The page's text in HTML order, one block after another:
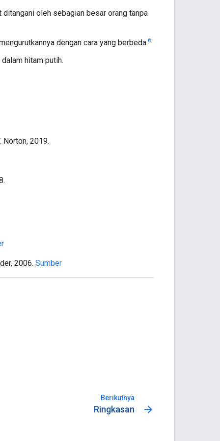
ditangani oleh sebagian besar orang tanpa
dengan cara yang berbeda.6
hitam putih.
Norton, 2019.
2006. Sumber
Berikutnya
Ringkasan arrow_forward